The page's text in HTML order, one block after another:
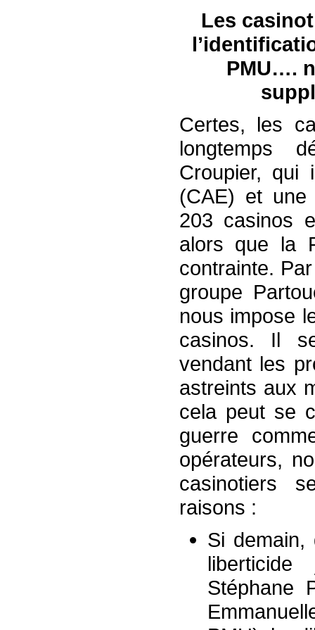
Les
PMU….
Certes, les
longtemps
Croupier, qui
(CAE) et une
203 casinos
alors que la
contrainte.
groupe
nous impose
casinos. Il
vendant les
astreints aux
cela peut se
guerre
opérateurs,
casinotiers
raisons :
Si demain,
Stéphane